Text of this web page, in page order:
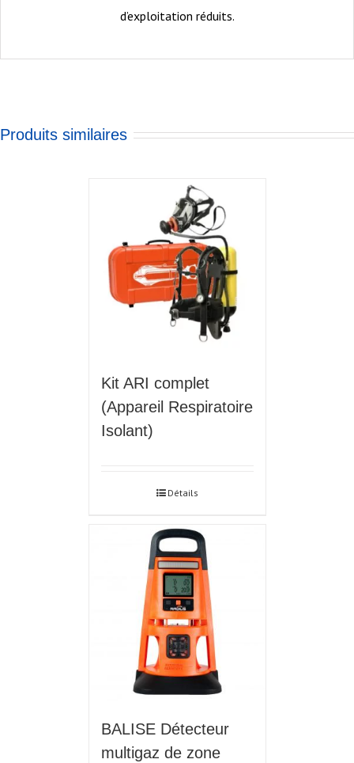
d’exploitation réduits.
Produits similaires
Kit ARI complet
(Appareil Respiratoire
Isolant)
Détails
BALISE Détecteur
multigaz de zone